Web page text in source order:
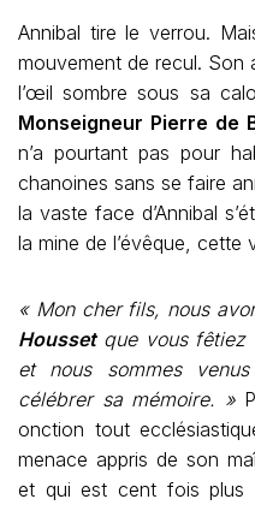
Annibal tire le verrou.
mouvement de recul. Son
l’œil sombre sous sa
Monseigneur Pierre de
n’a pourtant pas pour
chanoines sans se faire
la vaste face d’Annibal
la mine de l’évêque, cette
« Mon cher fils, nous
Houssetque vous fêtiez
et nous sommes
célébrer sa mémoire. »
onction tout
menace appris de son
et qui est cent fois plus